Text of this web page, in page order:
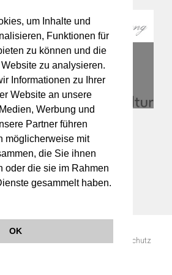
um Inhalte und
Funktionen für
zu können und die
zu analysieren.
Informationen zu Ihrer
Website an unsere
Werbung und
Partner führen
möglicherweise mit
die Sie ihnen
oder die sie im Rahmen
gesammelt haben.
OK
Datenschutz